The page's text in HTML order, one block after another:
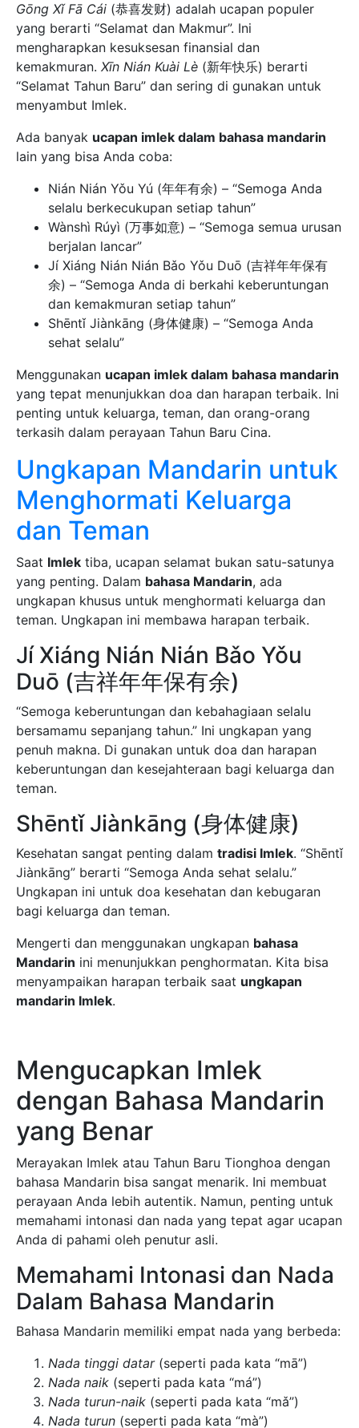
Gōng Xǐ Fā Cái (恭喜发财) adalah ucapan populer
yang berarti “Selamat dan Makmur”. Ini
mengharapkan kesuksesan finansial dan
kemakmuran. Xīn Nián Kuài Lè (新年快乐) berarti
“Selamat Tahun Baru” dan sering di gunakan untuk
menyambut Imlek.
Ada banyak ucapan imlek dalam bahasa mandarin
lain yang bisa Anda coba:
Nián Nián Yǒu Yú (年年有余) – “Semoga Anda
selalu berkecukupan setiap tahun”
Wànshì Rúyì (万事如意) – “Semoga semua urusan
berjalan lancar”
Jí Xiáng Nián Nián Bǎo Yǒu Duō (吉祥年年保有
余) – “Semoga Anda di berkahi keberuntungan
dan kemakmuran setiap tahun”
Shēntǐ Jiànkāng (身体健康) – “Semoga Anda
sehat selalu”
Menggunakan ucapan imlek dalam bahasa mandarin
yang tepat menunjukkan doa dan harapan terbaik. Ini
penting untuk keluarga, teman, dan orang-orang
terkasih dalam perayaan Tahun Baru Cina.
Ungkapan Mandarin untuk
Menghormati Keluarga
dan Teman
Saat Imlek tiba, ucapan selamat bukan satu-satunya
yang penting. Dalam bahasa Mandarin, ada
ungkapan khusus untuk menghormati keluarga dan
teman. Ungkapan ini membawa harapan terbaik.
Jí Xiáng Nián Nián Bǎo Yǒu
Duō (吉祥年年保有余)
“Semoga keberuntungan dan kebahagiaan selalu
bersamamu sepanjang tahun.” Ini ungkapan yang
penuh makna. Di gunakan untuk doa dan harapan
keberuntungan dan kesejahteraan bagi keluarga dan
teman.
Shēntǐ Jiànkāng (身体健康)
Kesehatan sangat penting dalam tradisi Imlek. “Shēntǐ
Jiànkāng” berarti “Semoga Anda sehat selalu.”
Ungkapan ini untuk doa kesehatan dan kebugaran
bagi keluarga dan teman.
Mengerti dan menggunakan ungkapan bahasa
Mandarin ini menunjukkan penghormatan. Kita bisa
menyampaikan harapan terbaik saat ungkapan
mandarin Imlek.
Mengucapkan Imlek
dengan Bahasa Mandarin
yang Benar
Merayakan Imlek atau Tahun Baru Tionghoa dengan
bahasa Mandarin bisa sangat menarik. Ini membuat
perayaan Anda lebih autentik. Namun, penting untuk
memahami intonasi dan nada yang tepat agar ucapan
Anda di pahami oleh penutur asli.
Memahami Intonasi dan Nada
Dalam Bahasa Mandarin
Bahasa Mandarin memiliki empat nada yang berbeda:
Nada tinggi datar(seperti pada kata “mā”)
Nada naik (seperti pada kata “má”)
Nada turun-naik (seperti pada kata “mǎ”)
Nada turun (seperti pada kata “mà”)